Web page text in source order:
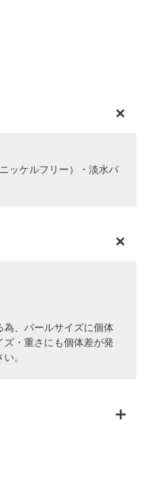
ッケルフリー）・淡水パ
、パールサイズに個体
・重さにも個体差が発
。